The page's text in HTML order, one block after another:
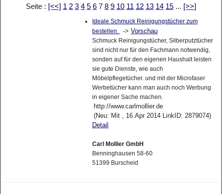
Seite : [<<] 1 2 3 4 5 6 7 8 9 10 11 12 13 14 15 ... [>>]
Ideale Schmuck Reinigungstücher zum
bestellen.
-> Vorschau
Schmuck Reinigungstücher, Silberputztücher
sind nicht nur für den Fachmann notwendig,
sonden auf für den eigenen Haushalt leisten
sie gute Dienste, wie auch
Möbelpflegetücher. und mit der Microfaser
Werbetücher kann man auch noch Werbung
in eigener Sache machen.
http://www.carlmollier.de
(Neu: Mit , 16.Apr 2014 LinkID: 2879074)
Detail
Carl Mollier GmbH
Benninghausen 58-60
51399 Burscheid